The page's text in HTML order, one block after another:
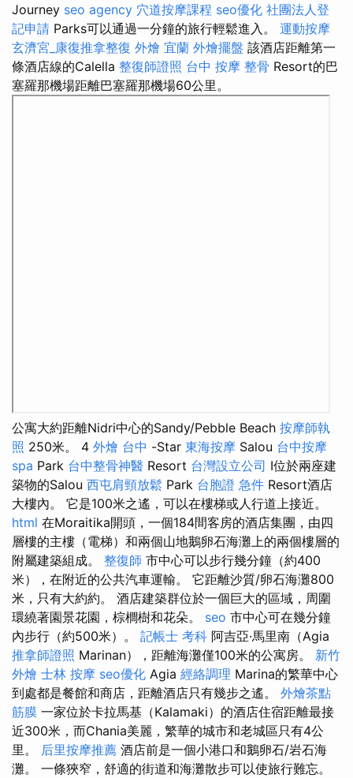
Journey seo agency 穴道按摩課程 seo優化 社團法人登
記申請 Parks可以通過一分鐘的旅行輕鬆進入。 運動按摩
玄濟宮_康復推拿整復 外燴 宜蘭 外燴擺盤 該酒店距離第一
條酒店線的Calella 整復師證照 台中 按摩 整骨 Resort的巴
塞羅那機場距離巴塞羅那機場60公里。
公寓大約距離Nidri中心的Sandy/Pebble Beach 按摩師執
照 250米。 4 外燴 台中 -Star 東海按摩 Salou 台中按摩
spa Park 台中整骨神醫 Resort 台灣設立公司 I位於兩座建
築物的Salou 西屯肩頸放鬆 Park 台胞證 急件 Resort酒店
大樓內。 它是100米之遙，可以在樓梯或人行道上接近。
html 在Moraitika開頭，一個184間客房的酒店集團，由四
層樓的主樓（電梯）和兩個山地鵝卵石海灘上的兩個樓層的
附屬建築組成。 整復師 市中心可以步行幾分鐘（約400
米），在附近的公共汽車運輸。 它距離沙質/卵石海灘800
米，只有大約約。 酒店建築群位於一個巨大的區域，周圍
環繞著園景花園，棕櫚樹和花朵。 seo 市中心可在幾分鐘
內步行（約500米）。 記帳士 考科 阿吉亞·馬里南（Agia
推拿師證照 Marinan），距離海灘僅100米的公寓房。 新竹
外燴 士林 按摩 seo優化 Agia 經絡調理 Marina的繁華中心
到處都是餐館和商店，距離酒店只有幾步之遙。 外燴茶點
筋膜 一家位於卡拉馬基（Kalamaki）的酒店住宿距離最接
近300米，而Chania美麗，繁華的城市和老城區只有4公
里。 后里按摩推薦 酒店前是一個小港口和鵝卵石/岩石海
灘。 一條狹窄，舒適的街道和海灘散步可以使旅行難忘。